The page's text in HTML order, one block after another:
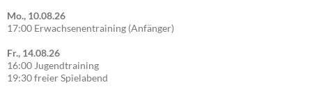
Mo., 10.08.26
17:00 Erwachsenentraining (Anfänger)
Fr., 14.08.26
16:00 Jugendtraining
19:30 freier Spielabend